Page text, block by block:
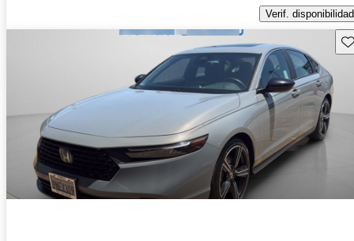
Verif. disponibilidad